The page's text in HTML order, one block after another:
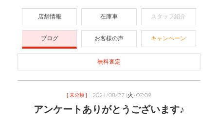
店舗情報 在庫車 スタッフ紹介
ブログ お客様の声 キャンペーン
無料査定
[ 未分類 ] 2024/08/27 (火) 07:09
アンケートありがとうございます♪